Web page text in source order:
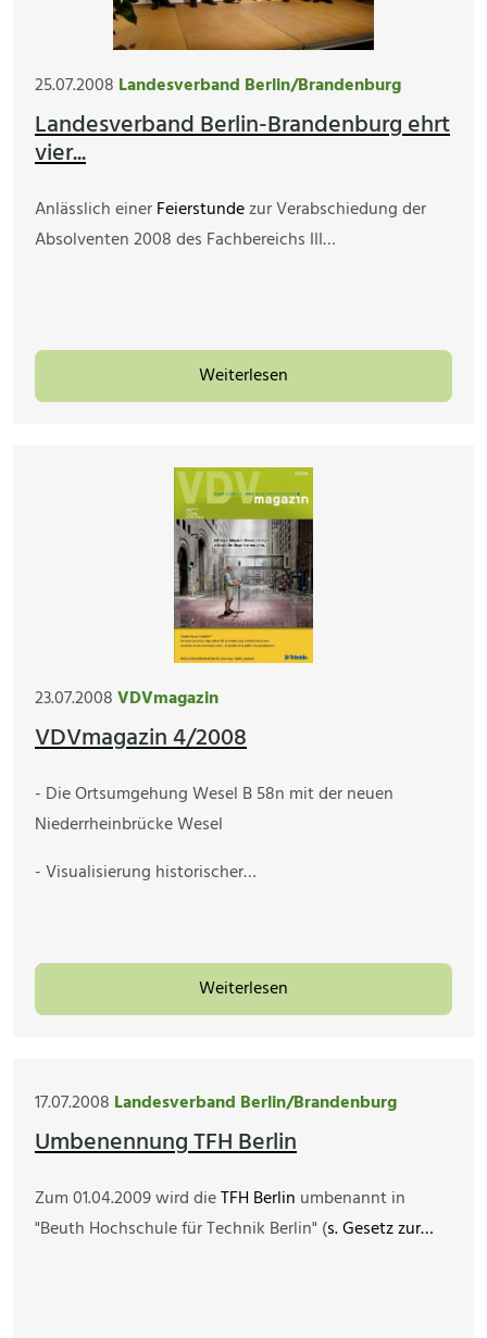
25.07.2008 Landesverband Berlin/Brandenburg
Landesverband Berlin-Brandenburg ehrt
vier...
Anlässlich einerFeierstundezur Verabschiedung der
Absolventen 2008 des Fachbereichs III…
Weiterlesen
23.07.2008VDVmagazin
VDVmagazin 4/2008
- Die Ortsumgehung Wesel B 58n mit der neuen
Niederrheinbrücke Wesel
- Visualisierung historischer…
Weiterlesen
17.07.2008 Landesverband Berlin/Brandenburg
Umbenennung TFH Berlin
Zum 01.04.2009 wird dieTFH Berlin umbenannt in
"Beuth Hochschule für Technik Berlin" (s. Gesetz zur…